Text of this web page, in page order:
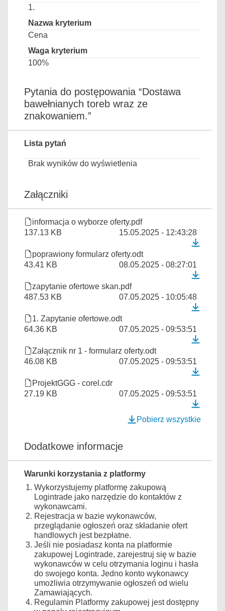
1.
Cena
100%
Pytania do postępowania “Dostawa
bawełnianych toreb wraz ze
znakowaniem.”
Lista pytań
Brak wyników do wyświetlenia
Załączniki
informacja o wyborze oferty.pdf
137.13 KB
15.05.2025 - 12:43:28
poprawiony formularz oferty.odt
43.41 KB
08.05.2025 - 08:27:01
zapytanie ofertowe skan.pdf
487.53 KB
07.05.2025 - 10:05:48
1. Zapytanie ofertowe.odt
64.36 KB
07.05.2025 - 09:53:51
Załącznik nr 1 - formularz oferty.odt
46.08 KB
07.05.2025 - 09:53:51
ProjektGGG - corel.cdr
27.19 KB
07.05.2025 - 09:53:51
Pobierz wszystkie
Dodatkowe informacje
Warunki korzystania z platformy
Wykorzystujemy platformę zakupową
Logintrade jako narzędzie do kontaktów z
wykonawcami.
Rejestracja w bazie wykonawców,
przeglądanie ogłoszeń oraz składanie ofert
handlowych jest bezpłatne.
Jeśli nie posiadasz konta na platformie
zakupowej Logintrade, zarejestruj się w bazie
wykonawców w celu otrzymania loginu i hasła
do swojego konta. Jedno konto wykonawcy
umożliwia otrzymywanie ogłoszeń od wielu
Zamawiających.
Regulamin Platformy zakupowej jest dostępny